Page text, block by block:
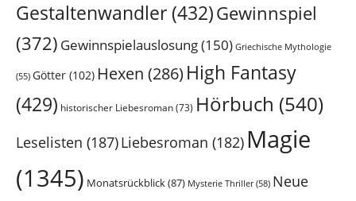
Gestaltenwandler (432)Gewinnspiel
(372) Gewinnspielauslosung(150) Griechische Mythologie
(55) Götter (102) Hexen (286) High Fantasy
(429) historischer Liebesroman(73) Hörbuch (540)
Leselisten (187)Liebesroman (182) Magie
(1345) Monatsrückblick(87) Mysterie Thriller(58) Neue